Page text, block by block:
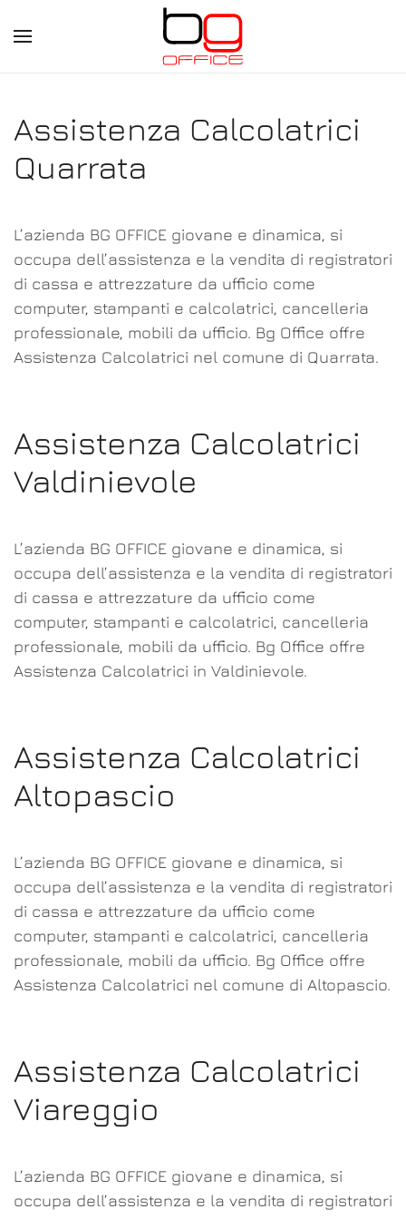
content
Assistenza Calcolatrici
Quarrata
L’azienda BG OFFICE giovane e dinamica, si
occupa dell’assistenza e la vendita di registratori
di cassa e attrezzature da ufficio come
computer, stampanti e calcolatrici, cancelleria
professionale, mobili da ufficio. Bg Office offre
Assistenza Calcolatrici nel comune di Quarrata.
Assistenza Calcolatrici
Valdinievole
L’azienda BG OFFICE giovane e dinamica, si
occupa dell’assistenza e la vendita di registratori
di cassa e attrezzature da ufficio come
computer, stampanti e calcolatrici, cancelleria
professionale, mobili da ufficio. Bg Office offre
Assistenza Calcolatrici in Valdinievole.
Assistenza Calcolatrici
Altopascio
L’azienda BG OFFICE giovane e dinamica, si
occupa dell’assistenza e la vendita di registratori
di cassa e attrezzature da ufficio come
computer, stampanti e calcolatrici, cancelleria
professionale, mobili da ufficio. Bg Office offre
Assistenza Calcolatrici nel comune di Altopascio.
Assistenza Calcolatrici
Viareggio
L’azienda BG OFFICE giovane e dinamica, si
occupa dell’assistenza e la vendita di registratori